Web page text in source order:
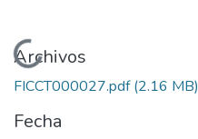
Cargando...
Archivos
FICCT000027.pdf(2.16 MB)
Fecha